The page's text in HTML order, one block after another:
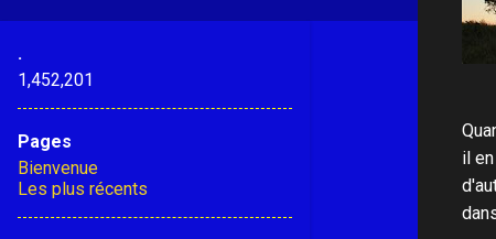
il
.
1,452,201
Pages
Bienvenue
Les plus récents